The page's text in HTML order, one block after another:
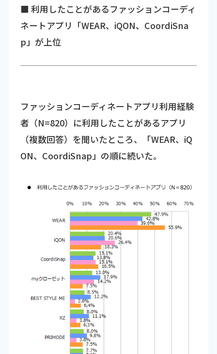
■ 利用したことがあるファッションコーディ
ネートアプリ「WEAR、iQON、CoordiSna
p」が上位
ファッションコーディネートアプリ利用経験
者（N=820）に利用したことがあるアプリ
（複数回答）を聞いたところ、「WEAR、iQ
ON、CoordiSnap」の順に続いた。